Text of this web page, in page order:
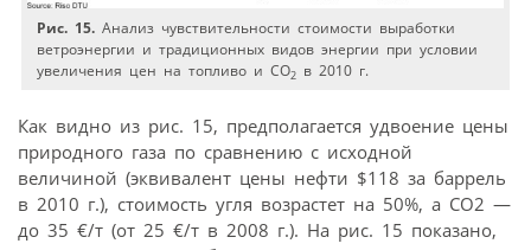
Рис. 15. Анализ чувствительности стоимости выработки
ветроэнергии и традиционных видов энергии при условии
увеличения цен на топливо и CO2 в 2010 г.
Как видно из рис. 15, предполагается удвоение цены
природного газа по сравнению с исходной
величиной (эквивалент цены нефти $118 за баррель
в 2010 г.), стоимость угля возрастет на 50%, а СО2 —
до 35 €/т (от 25 €/т в 2008 г.). На рис. 15 показано,